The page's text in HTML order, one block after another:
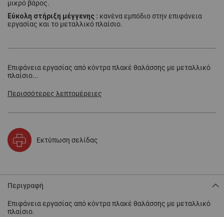
μικρό βάρος.
Εύκολη στήριξη μέγγενης : κανένα εμπόδιο στην επιφάνεια
εργασίας και το μεταλλικό πλαίσιο.
Επιφάνεια εργασίας από κόντρα πλακέ θαλάσσης με μεταλλικό
πλαίσιο...
Περισσότερες λεπτομέρειες
Εκτύπωση σελίδας
Περιγραφή
Επιφάνεια εργασίας από κόντρα πλακέ θαλάσσης με μεταλλικό
πλαίσιο.